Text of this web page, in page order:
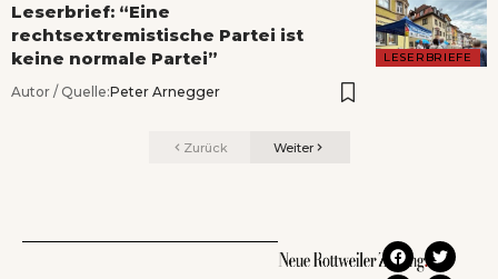
LESERBRIEFE
Leserbrief: “Eine
rechtsextremistische Partei ist
keine normale Partei”
Autor / Quelle:Peter Arnegger
Zurück Weiter